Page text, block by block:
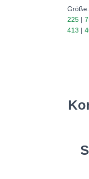
Größe:
225 |
413 |